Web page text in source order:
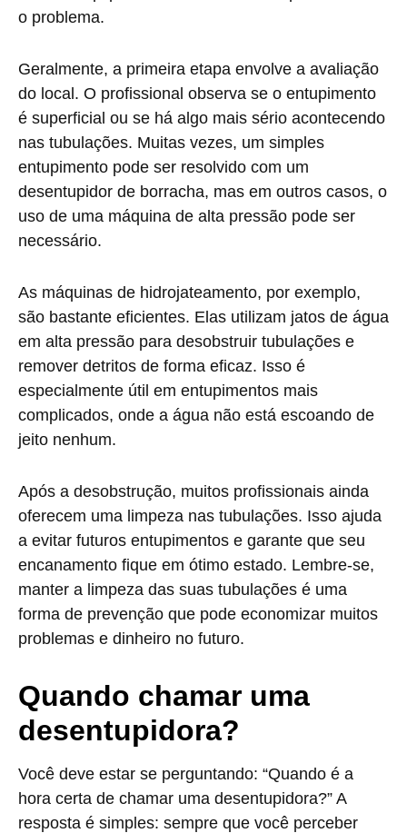
o problema.
Geralmente, a primeira etapa envolve a avaliação
do local. O profissional observa se o entupimento
é superficial ou se há algo mais sério acontecendo
nas tubulações. Muitas vezes, um simples
entupimento pode ser resolvido com um
desentupidor de borracha, mas em outros casos, o
uso de uma máquina de alta pressão pode ser
necessário.
As máquinas de hidrojateamento, por exemplo,
são bastante eficientes. Elas utilizam jatos de água
em alta pressão para desobstruir tubulações e
remover detritos de forma eficaz. Isso é
especialmente útil em entupimentos mais
complicados, onde a água não está escoando de
jeito nenhum.
Após a desobstrução, muitos profissionais ainda
oferecem uma limpeza nas tubulações. Isso ajuda
a evitar futuros entupimentos e garante que seu
encanamento fique em ótimo estado. Lembre-se,
manter a limpeza das suas tubulações é uma
forma de prevenção que pode economizar muitos
problemas e dinheiro no futuro.
Quando chamar uma
desentupidora?
Você deve estar se perguntando: “Quando é a
hora certa de chamar uma desentupidora?” A
resposta é simples: sempre que você perceber